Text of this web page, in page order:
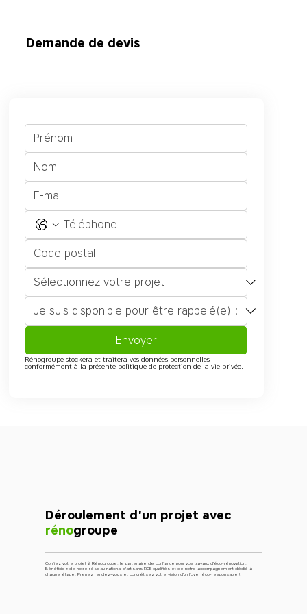
Demande de devis
Envoyer
Rénogroupe stockera et traitera vos données personnelles
conformément à la présente politique de protection de la vie privée.
Confiez votre projet à Rénogroupe, le partenaire de confiance pour vos travaux d'éco-rénovation.
Bénéficiez de notre réseau national d'artisans RGE qualifiés et de notre accompagnement dédié à
chaque étape. Prenez rendez-vous et concrétisez votre vision d'un foyer éco-responsable !
Déroulement d'un projet avec
rénogroupe